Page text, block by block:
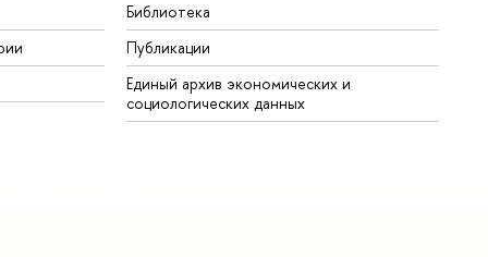
Библиотека
Публикации
Единый архив экономических и
социологических данных